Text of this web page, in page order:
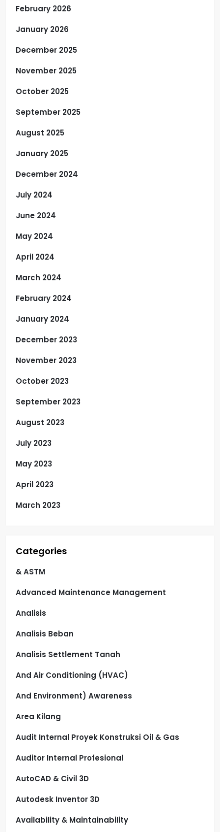
February 2026
January 2026
December 2025
November 2025
October 2025
September 2025
August 2025
January 2025
December 2024
July 2024
June 2024
May 2024
April 2024
March 2024
February 2024
January 2024
December 2023
November 2023
October 2023
September 2023
August 2023
July 2023
May 2023
April 2023
March 2023
Categories
& ASTM
Advanced Maintenance Management
Analisis
Analisis Beban
Analisis Settlement Tanah
And Air Conditioning (HVAC)
And Environment) Awareness
Area Kilang
Audit Internal Proyek Konstruksi Oil & Gas
Auditor Internal Profesional
AutoCAD & Civil 3D
Autodesk Inventor 3D
Availability & Maintainability